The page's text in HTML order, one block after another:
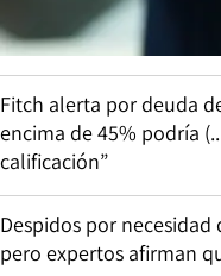
Fitch alerta por deuda
encima de 45% podría
calificación”
Despidos por necesidad
pero expertos afirman